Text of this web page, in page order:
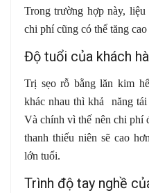
Trong trường hợp này,
chi phí cũng có thể tăng
Độ tuổi của khách
Trị sẹo rỗ bằng lăn kim
khác nhau thì khả năng tái
Và chính vì thế nên chi phí
thanh thiếu niên sẽ cao
lớn tuổi.
Trình độ tay nghề